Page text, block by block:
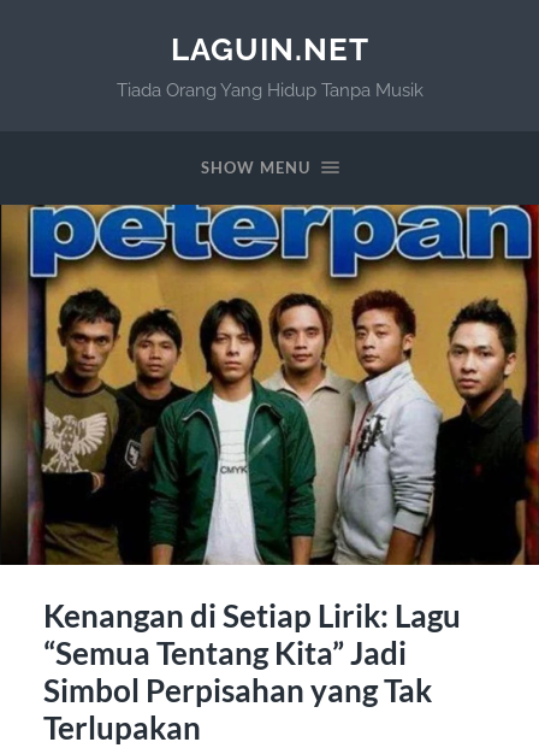
LAGUIN.NET
Tiada Orang Yang Hidup Tanpa Musik
SHOW MENU
Kenangan di Setiap Lirik: Lagu
“Semua Tentang Kita” Jadi
Simbol Perpisahan yang Tak
Terlupakan